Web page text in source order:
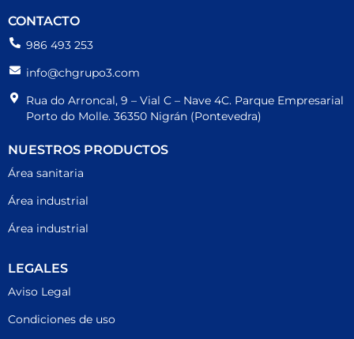
CONTACTO
986 493 253
info@chgrupo3.com
Rua do Arroncal, 9 – Vial C – Nave 4C. Parque Empresarial
Porto do Molle. 36350 Nigrán (Pontevedra)
NUESTROS PRODUCTOS
Área sanitaria
Área industrial
Área industrial
LEGALES
Aviso Legal
Condiciones de uso